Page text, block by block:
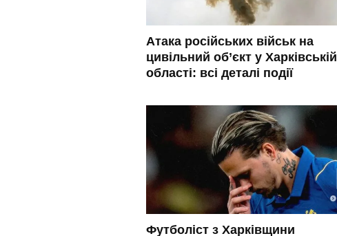
Атака російських військ на
цивільний об’єкт у Харківській
області: всі деталі події
Футболіст з Харківщини